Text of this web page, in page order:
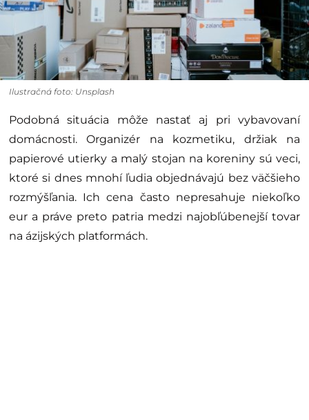
Ilustračná foto: Unsplash
Podobná situácia môže nastať aj pri vybavovaní
domácnosti. Organizér na kozmetiku, držiak na
papierové utierky a malý stojan na koreniny sú veci,
ktoré si dnes mnohí ľudia objednávajú bez väčšieho
rozmýšľania. Ich cena často nepresahuje niekoľko
eur a práve preto patria medzi najobľúbenejší tovar
na ázijských platformách.